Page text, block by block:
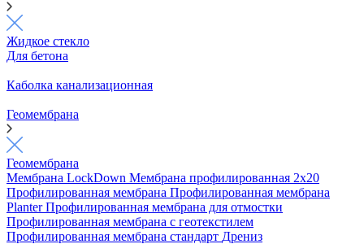
Жидкое стекло
Для бетона
Каболка канализационная
Геомембрана
Геомембрана
Мембрана LockDown Мембрана профилированная 2х20
Профилированная мембрана Профилированная мембрана
PlanterПрофилированная мембрана для отмостки
Профилированная мембрана с геотекстилем
Профилированная мембрана стандарт Дрениз